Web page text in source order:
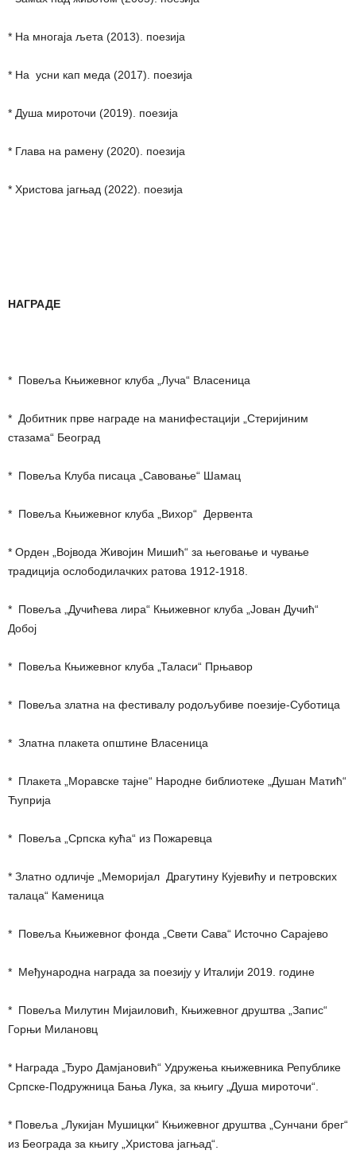
* На многаја љета (2013). поезија
* На усни кап меда (2017). поезија
* Душа мироточи (2019). поезија
* Глава на рамену (2020). поезија
* Христова јагњад (2022). поезија
НАГРАДЕ
* Повеља Књижевног клуба „Луча“ Власеница
* Добитник прве награде на манифестацији „Стеријиним
стазама“ Београд
* Повеља Клуба писаца „Савовање“ Шамац
* Повеља Књижевног клуба „Вихор“ Дервента
* Орден „Војвода Живојин Мишић“ за његовање и чување
традиција ослободилачких ратова 1912-1918.
* Повеља „Дучићева лира“ Књижевног клуба „Јован Дучић“
Добој
* Повеља Књижевног клуба „Таласи“ Прњавор
* Повеља златна на фестивалу родољубиве поезије-Суботица
* Златна плакета општине Власеница
* Плакета „Моравске тајне“ Народне библиотеке „Душан Матић“
Ћуприја
* Повеља „Српска кућа“ из Пожаревца
* Златно одличје „Меморијал Драгутину Кујевићу и петровских
талаца“ Каменица
* Повеља Књижевног фонда „Свети Сава“ Источно Сарајево
* Међународна награда за поезију у Италији 2019. године
* Повеља Милутин Мијаиловић, Књижевног друштва „Запис“
Горњи Милановц
* Награда „Ђуро Дамјановић“ Удружења књижевника Републике
Српске-Подружница Бања Лука, за књигу „Душа мироточи“.
* Повеља „Лукијан Мушицки“ Књижевног друштва „Сунчани брег“
из Београда за књигу „Христова јагњад“.